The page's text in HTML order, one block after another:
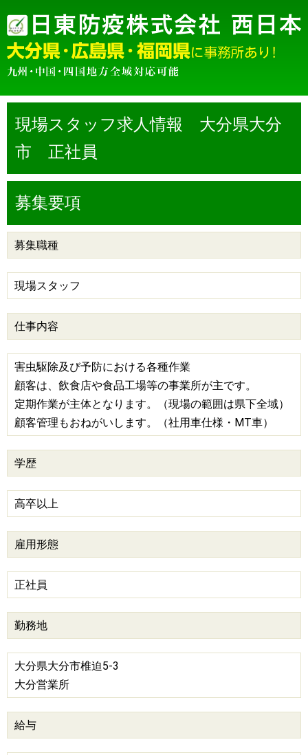
現場スタッフ求人情報 大分県大分
市 正社員
募集要項
募集職種
現場スタッフ
仕事内容
害虫駆除及び予防における各種作業
顧客は、飲食店や食品工場等の事業所が主です。
定期作業が主体となります。（現場の範囲は県下全域）
顧客管理もおねがいします。（社用車仕様・MT車）
学歴
高卒以上
雇用形態
正社員
勤務地
大分県大分市椎迫5-3
大分営業所
給与